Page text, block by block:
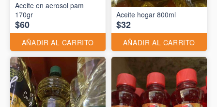
Aceite en aerosol pam
170gr
$60
AÑADIR AL CARRITO
Aceite hogar 800ml
$32
AÑADIR AL CARRITO